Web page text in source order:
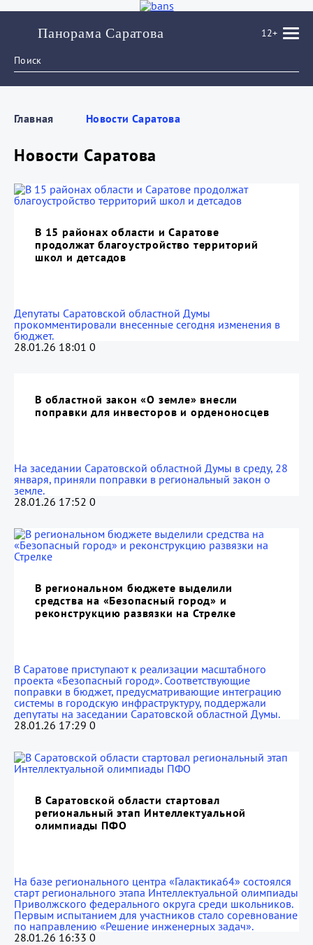
Панорама Саратова 12+
Главная Новости Саратова
Новости Саратова
В 15 районах области и Саратове
продолжат благоустройство территорий
школ и детсадов
Депутаты Саратовской областной Думы
прокомментировали внесенные сегодня изменения в
бюджет.
28.01.26 18:01 0
В областной закон «О земле» внесли
поправки для инвесторов и орденоносцев
На заседании Саратовской областной Думы в среду, 28
января, приняли поправки в региональный закон о
земле.
28.01.26 17:52 0
В региональном бюджете выделили
средства на «Безопасный город» и
реконструкцию развязки на Стрелке
В Саратове приступают к реализации масштабного
проекта «Безопасный город». Соответствующие
поправки в бюджет, предусматривающие интеграцию
системы в городскую инфраструктуру, поддержали
депутаты на заседании Саратовской областной Думы.
28.01.26 17:29 0
В Саратовской области стартовал
региональный этап Интеллектуальной
олимпиады ПФО
На базе регионального центра «Галактика64» состоялся
старт регионального этапа Интеллектуальной олимпиады
Приволжского федерального округа среди школьников.
Первым испытанием для участников стало соревнование
по направлению «Решение инженерных задач».
28.01.26 16:33 0